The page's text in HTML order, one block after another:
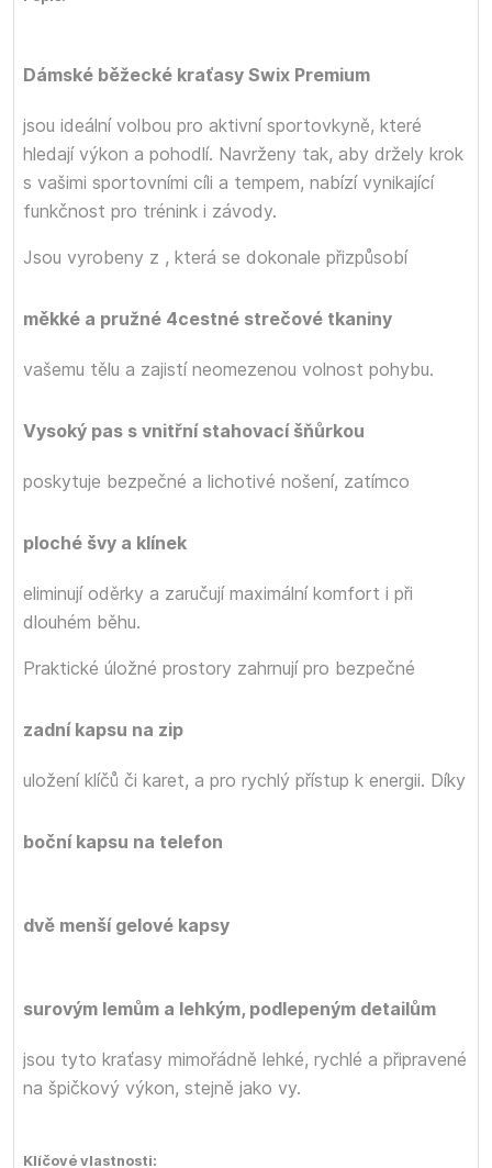
Dámské běžecké kraťasy Swix Premium
jsou ideální volbou pro aktivní sportovkyně, které
hledají výkon a pohodlí. Navrženy tak, aby držely krok
s vašimi sportovními cíli a tempem, nabízí vynikající
funkčnost pro trénink i závody.
Jsou vyrobeny z
měkké a pružné 4cestné strečové tkaniny
, která se dokonale přizpůsobí
vašemu tělu a zajistí neomezenou volnost pohybu.
Vysoký pas s vnitřní stahovací šňůrkou
poskytuje bezpečné a lichotivé nošení, zatímco
ploché švy a klínek
eliminují oděrky a zaručují maximální komfort i při
dlouhém běhu.
Praktické úložné prostory zahrnují
zadní kapsu na zip
pro bezpečné
uložení klíčů či karet,
boční kapsu na telefon
a
dvě menší gelové kapsy
pro rychlý přístup k energii. Díky
surovým lemům a lehkým, podlepeným detailům
jsou tyto kraťasy mimořádně lehké, rychlé a připravené
na špičkový výkon, stejně jako vy.
Klíčové vlastnosti: